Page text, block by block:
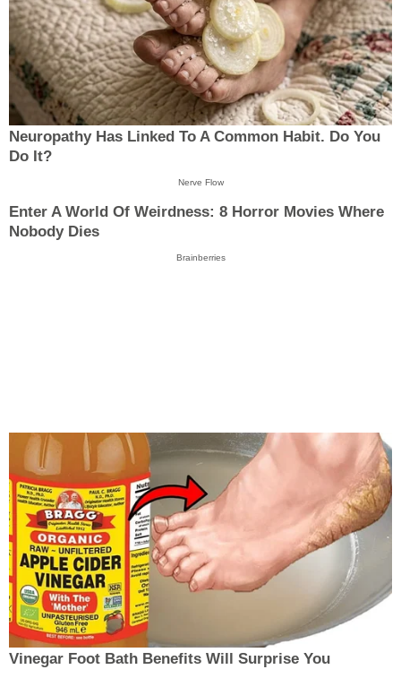
Neuropathy Has Linked To A Common Habit. Do You
Do It?
Nerve Flow
Enter A World Of Weirdness: 8 Horror Movies Where
Nobody Dies
Brainberries
Vinegar Foot Bath Benefits Will Surprise You